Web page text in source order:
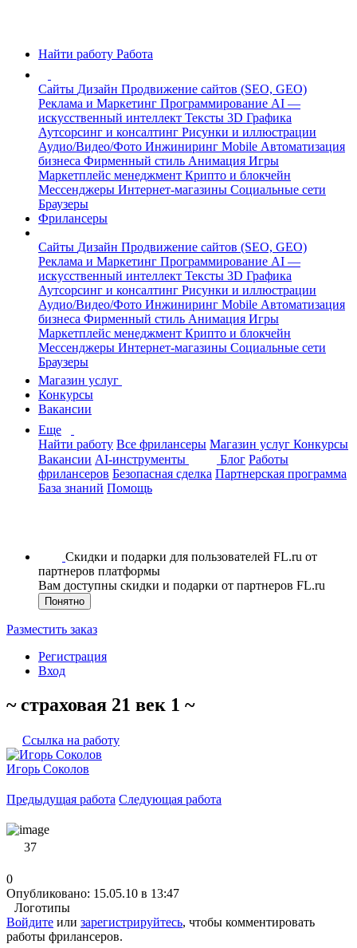
Найти работу Работа
Сайты Дизайн Продвижение сайтов (SEO, GEO)
Реклама и Маркетинг Программирование AI —
искусственный интеллект Тексты 3D Графика
Аутсорсинг и консалтинг Рисунки и иллюстрации
Аудио/Видео/Фото Инжиниринг Mobile Автоматизация
бизнеса Фирменный стиль Анимация Игры
Маркетплейс менеджмент Крипто и блокчейн
Мессенджеры Интернет-магазины Социальные сети
Браузеры
Фрилансеры
Сайты Дизайн Продвижение сайтов (SEO, GEO)
Реклама и Маркетинг Программирование AI —
искусственный интеллект Тексты 3D Графика
Аутсорсинг и консалтинг Рисунки и иллюстрации
Аудио/Видео/Фото Инжиниринг Mobile Автоматизация
бизнеса Фирменный стиль Анимация Игры
Маркетплейс менеджмент Крипто и блокчейн
Мессенджеры Интернет-магазины Социальные сети
Браузеры
Магазин услуг
Конкурсы
Вакансии
Еще
Найти работу Все фрилансеры Магазин услуг Конкурсы
Вакансии AI-инструменты Блог Работы
фрилансеров Безопасная сделка Партнерская программа
База знаний Помощь
Скидки и подарки для пользователей FL.ru от
партнеров платформы
Вам доступны скидки и подарки от партнеров FL.ru
Понятно
Разместить заказ
Регистрация
Вход
~ страховая 21 век 1 ~
Ссылка на работу
Игорь Соколов
Предыдущая работа Следующая работа
37
0
Опубликовано: 15.05.10 в 13:47
Логотипы
Войдите или зарегистрируйтесь, чтобы комментировать
работы фрилансеров.